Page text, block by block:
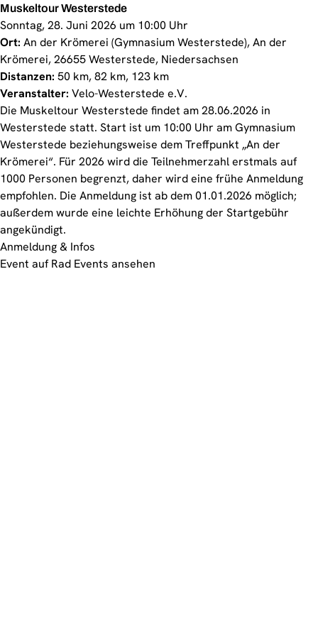
Muskeltour Westerstede
Sonntag, 28. Juni 2026 um 10:00 Uhr
Ort: An der Krömerei (Gymnasium Westerstede), An der
Krömerei, 26655 Westerstede, Niedersachsen
Distanzen: 50 km, 82 km, 123 km
Veranstalter: Velo-Westerstede e.V.
Die Muskeltour Westerstede findet am 28.06.2026 in
Westerstede statt. Start ist um 10:00 Uhr am Gymnasium
Westerstede beziehungsweise dem Treffpunkt „An der
Krömerei“. Für 2026 wird die Teilnehmerzahl erstmals auf
1000 Personen begrenzt, daher wird eine frühe Anmeldung
empfohlen. Die Anmeldung ist ab dem 01.01.2026 möglich;
außerdem wurde eine leichte Erhöhung der Startgebühr
angekündigt.
Anmeldung & Infos
Event auf Rad Events ansehen